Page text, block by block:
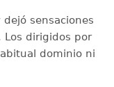
sensaciones
Los dirigidos por
dominio ni